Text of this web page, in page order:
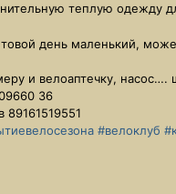
теплую одежду
день маленький, можем
и велоаптечку,
36
#велоклуб